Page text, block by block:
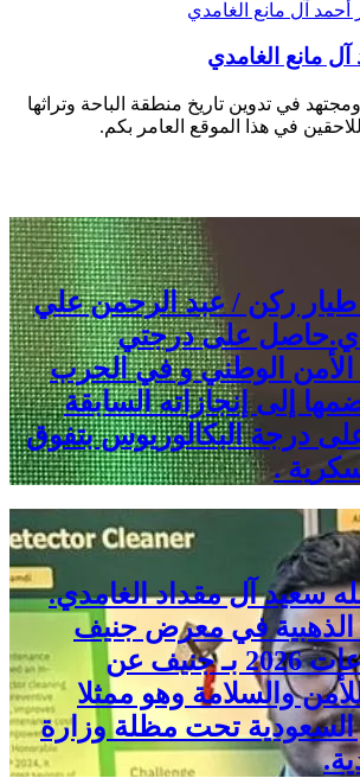
مانع الغامدي
في تدوين تاريخ منطقة الباحة وتراثها
في هذا الموقع العامر بكم.
طيار ركن / عبد الرحمن علي
على درجتي
الأمن الوطني و في الحرب
إلى إنجازاته السابقة
درجة البكالوريوس بتفوق
.
سعيد آل مقداد الغامدي.
الذهبية في معرض جنيف
الدولي للاختراعات 2026 بـ جنيف عن
والسلامة وهو ممثلا
السعودية تحت مظلة وزارة